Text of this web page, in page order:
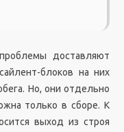
доставляют
блоков на них
Но, они отдельно
только в сборе. К
выход из строя